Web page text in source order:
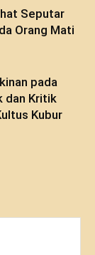
Seputar
Orang Mati
pada
dan Kritik
Kubur